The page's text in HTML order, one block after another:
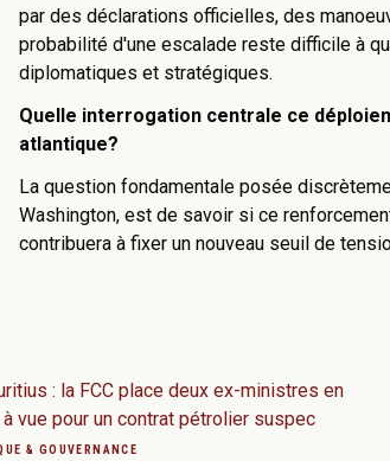
par des déclarations officielles, des
probabilité d'une escalade reste difficile à
diplomatiques et stratégiques.
Quelle interrogation centrale ce
atlantique?
La question fondamentale posée
Washington, est de savoir si ce
contribuera à fixer un nouveau seuil de
& GOUVERNANCE